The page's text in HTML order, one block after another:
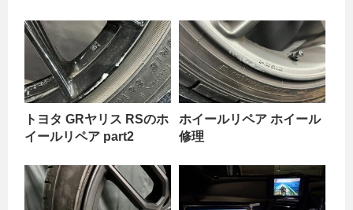
トヨタ GRヤリス RSのホ
イールリペア part2
ホイールリペア ホイール
修理